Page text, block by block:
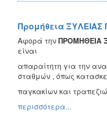
Προμήθεια ΞΥΛΕΙΑΣ
Αφορά την ΠΡΟΜΗΘΕΙΑ
είναι
απαραίτητη για την
σταθμών , όπως
παγκακίων και
περισσότερα...